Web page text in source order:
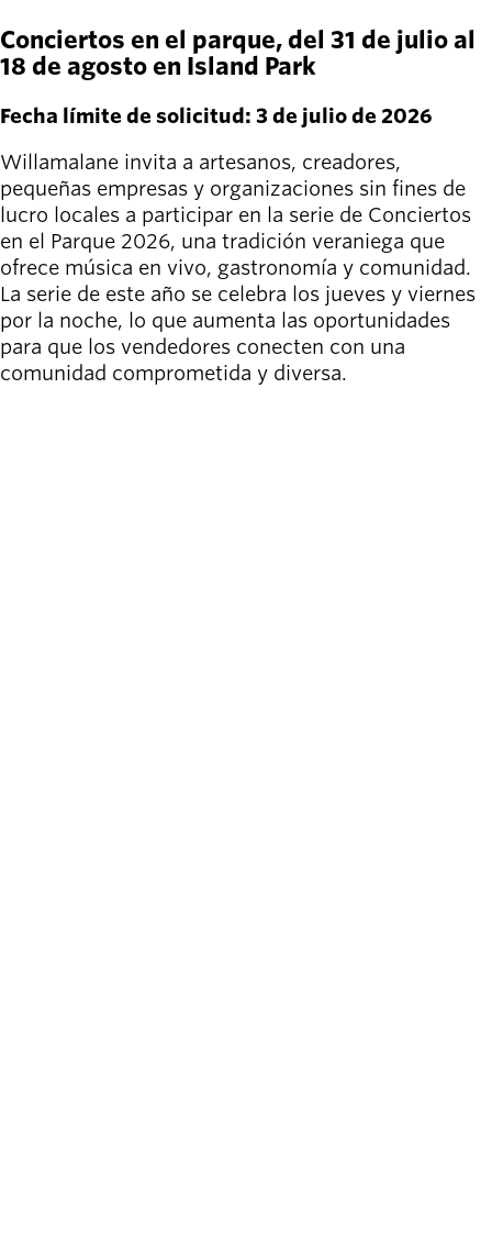
Conciertos en el parque, del 31 de julio al
18 de agosto en Island Park
Fecha límite de solicitud: 3 de julio de 2026
Willamalane invita a artesanos, creadores,
pequeñas empresas y organizaciones sin fines de
lucro locales a participar en la serie de Conciertos
en el Parque 2026, una tradición veraniega que
ofrece música en vivo, gastronomía y comunidad.
La serie de este año se celebra los jueves y viernes
por la noche, lo que aumenta las oportunidades
para que los vendedores conecten con una
comunidad comprometida y diversa.